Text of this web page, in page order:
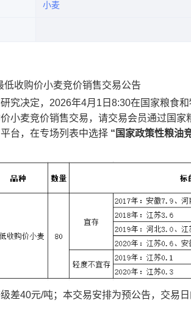
小麦
低收购价小麦竞价销售交易公告
究决定，2026年4月1日8:30在国家粮食
小麦竞价销售交易，请交易会员通过国家
台，在专场列表中选择 “国家政策性粮油
差40元/吨；本交易安排为预公告，交易